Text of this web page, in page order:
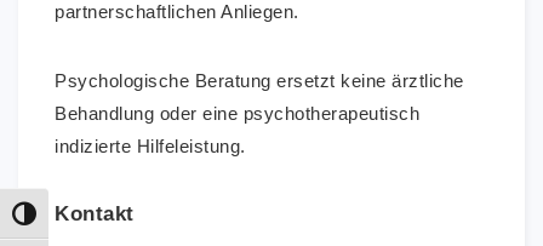
Umschalten auf hohe Kontraste
partnerschaftlichen Anliegen.
Psychologische Beratung ersetzt keine ärztliche
Behandlung oder eine psychotherapeutisch
indizierte Hilfeleistung.
Kontakt